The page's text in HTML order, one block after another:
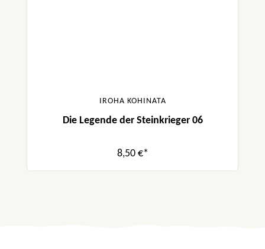
IROHA KOHINATA
Die Legende der Steinkrieger 06
8,50 €*